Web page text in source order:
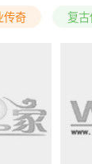
传奇 复